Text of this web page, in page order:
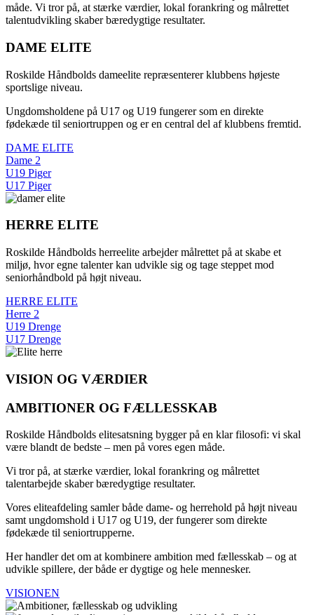
måde. Vi tror på, at stærke værdier, lokal forankring og målrettet
talentudvikling skaber bæredygtige resultater.
DAME ELITE
Roskilde Håndbolds dameelite repræsenterer klubbens højeste
sportslige niveau.
Ungdomsholdene på U17 og U19 fungerer som en direkte
fødekæde til seniortruppen og er en central del af klubbens fremtid.
DAME ELITE
Dame 2
U19 Piger
U17 Piger
HERRE ELITE
Roskilde Håndbolds herreelite arbejder målrettet på at skabe et
miljø, hvor egne talenter kan udvikle sig og tage steppet mod
seniorhåndbold på højt niveau.
HERRE ELITE
Herre 2
U19 Drenge
U17 Drenge
VISION OG VÆRDIER
AMBITIONER OG FÆLLESSKAB
Roskilde Håndbolds elitesatsning bygger på en klar filosofi: vi skal
være blandt de bedste – men på vores egen måde.
Vi tror på, at stærke værdier, lokal forankring og målrettet
talentarbejde skaber bæredygtige resultater.
Vores eliteafdeling samler både dame- og herrehold på højt niveau
samt ungdomshold i U17 og U19, der fungerer som direkte
fødekæde til seniortrupperne.
Her handler det om at kombinere ambition med fællesskab – og at
udvikle spillere, der både er dygtige og hele mennesker.
VISIONEN